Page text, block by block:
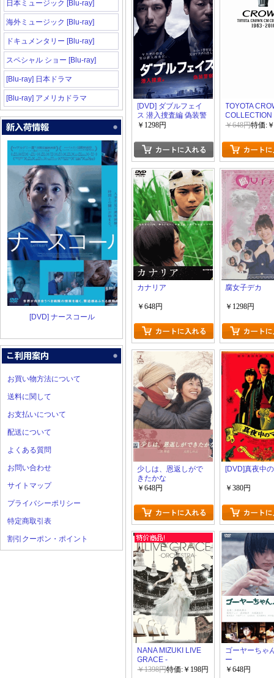
日本ミュージック [Blu-ray]
海外ミュージック [Blu-ray]
ドキュメンタリー [Blu-ray]
スペシャル ショー [Blu-ray]
[Blu-ray] 日本ドラマ
[Blu-ray] アメリカドラマ
[DVD] ナースコール
お買い物方法について
送料に関して
お支払いについて
配送について
よくある質問
お問い合わせ
サイトマップ
プライバシーポリシー
特定商取引表
割引クーポン・ポイント
[DVD] ダブルフェイ
ス 潜入捜査編 偽装警
察編
￥1298円
TOYOTA
1963-2010
￥648円特価:
カナリア
￥648円
腐女子デカ
￥1298円
少しは、恩返しがで
きたかな
￥648円
[DVD]真夜中
￥380円
NANA MIZUKI LIVE
GRACE -
ORCHESTRA-
￥1398円特価:￥198円
ゴーヤーちゃ
ー
￥648円